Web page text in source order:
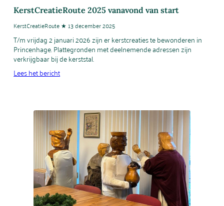
KerstCreatieRoute 2025 vanavond van start
KerstCreatieRoute ★ 13 december 2025
T/m vrijdag 2 januari 2026 zijn er kerstcreaties te bewonderen in
Princenhage. Plattegronden met deelnemende adressen zijn
verkrijgbaar bij de kerststal.
Lees het bericht